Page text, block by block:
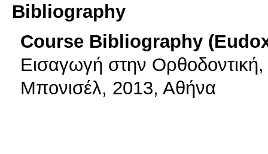
Bibliography
Course Bibliography
Εισαγωγή στην Ορθοδοντική,
Μπονισέλ, 2013, Αθήνα